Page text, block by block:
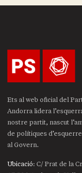
Ets al web oficial del
Andorra lidera
nostre partit, nascut
de polítiques
al Govern.
Ubicació: C/ Prat de la